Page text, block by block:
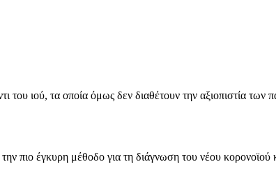
του ιού, τα οποία όμως δεν διαθέτουν την αξιοπιστία
πιο έγκυρη μέθοδο για τη διάγνωση του νέου